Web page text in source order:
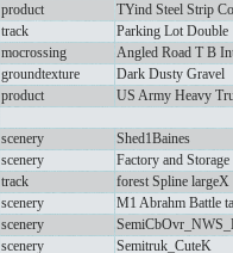
product
TYind Steel Strip
track
Parking Lot Double
mocrossing
Angled Road T B
groundtexture
Dark Dusty Gravel
product
US Army Heavy
scenery
Shed1Baines
scenery
Factory and Storage
track
forest Spline largeX
scenery
M1 Abrahm Battle
scenery
scenery
Semitruk_CuteK